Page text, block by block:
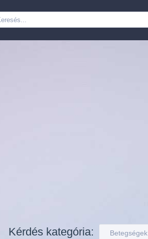
Kérdés kategória: Betegségek